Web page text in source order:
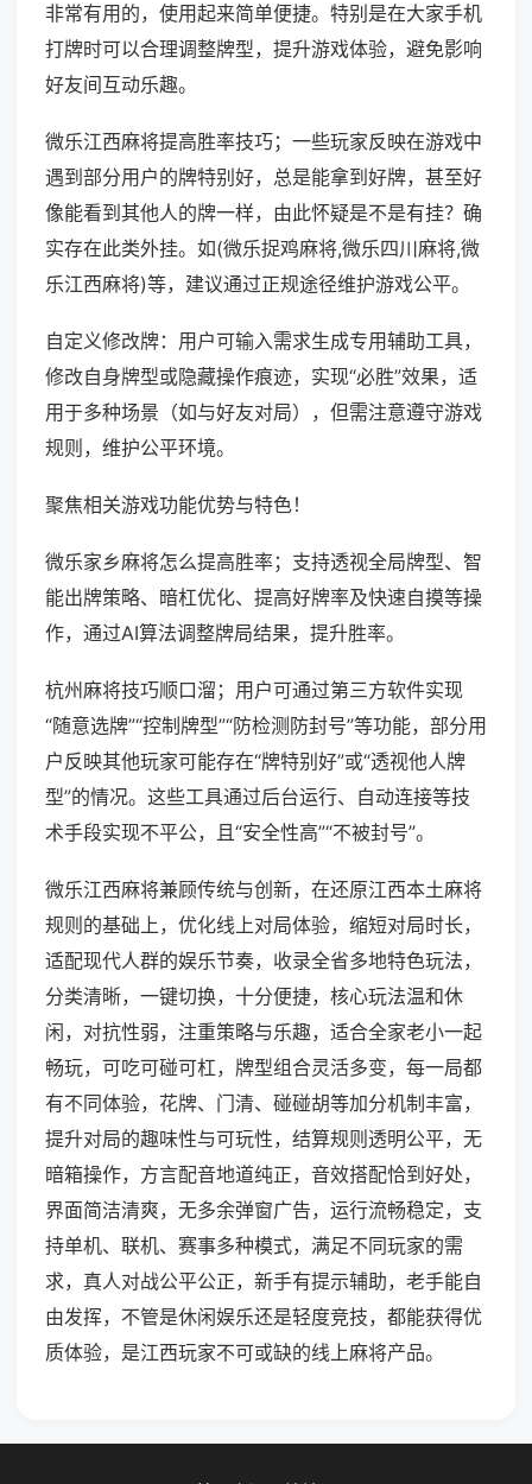
非常有用的，使用起来简单便捷。特别是在大家手机
打牌时可以合理调整牌型，提升游戏体验，避免影响
好友间互动乐趣。
微乐江西麻将提高胜率技巧；一些玩家反映在游戏中
遇到部分用户的牌特别好，总是能拿到好牌，甚至好
像能看到其他人的牌一样，由此怀疑是不是有挂？确
实存在此类外挂。如(微乐捉鸡麻将,微乐四川麻将,微
乐江西麻将)等，建议通过正规途径维护游戏公平。
自定义修改牌：用户可输入需求生成专用辅助工具，
修改自身牌型或隐藏操作痕迹，实现“必胜”效果，适
用于多种场景（如与好友对局），但需注意遵守游戏
规则，维护公平环境。
聚焦相关游戏功能优势与特色！
微乐家乡麻将怎么提高胜率；支持透视全局牌型、智
能出牌策略、暗杠优化、提高好牌率及快速自摸等操
作，通过AI算法调整牌局结果，提升胜率。
杭州麻将技巧顺口溜；用户可通过第三方软件实现
“随意选牌”“控制牌型”“防检测防封号”等功能，部分用
户反映其他玩家可能存在“牌特别好”或“透视他人牌
型”的情况。这些工具通过后台运行、自动连接等技
术手段实现不平公，且“安全性高”“不被封号”。
微乐江西麻将兼顾传统与创新，在还原江西本土麻将
规则的基础上，优化线上对局体验，缩短对局时长，
适配现代人群的娱乐节奏，收录全省多地特色玩法，
分类清晰，一键切换，十分便捷，核心玩法温和休
闲，对抗性弱，注重策略与乐趣，适合全家老小一起
畅玩，可吃可碰可杠，牌型组合灵活多变，每一局都
有不同体验，花牌、门清、碰碰胡等加分机制丰富，
提升对局的趣味性与可玩性，结算规则透明公平，无
暗箱操作，方言配音地道纯正，音效搭配恰到好处，
界面简洁清爽，无多余弹窗广告，运行流畅稳定，支
持单机、联机、赛事多种模式，满足不同玩家的需
求，真人对战公平公正，新手有提示辅助，老手能自
由发挥，不管是休闲娱乐还是轻度竞技，都能获得优
质体验，是江西玩家不可或缺的线上麻将产品。